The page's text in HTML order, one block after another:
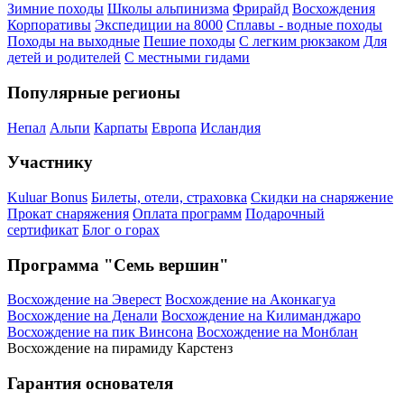
Зимние походы Школы альпинизма Фрирайд Восхождения
Корпоративы Экспедиции на 8000 Сплавы - водные походы
Походы на выходные Пешие походы С легким рюкзаком Для
детей и родителей С местными гидами
Популярные регионы
Непал Альпи Карпаты Европа Исландия
Участнику
Kuluar Bonus Билеты, отели, страховка Скидки на снаряжение
Прокат снаряжения Оплата программ Подарочный
сертификат Блог о горах
Программа "Семь вершин"
Восхождение на Эверест Восхождение на Аконкагуа
Восхождение на Денали Восхождение на Килиманджаро
Восхождение на пик Винсона Восхождение на Монблан
Восхождение на пирамиду Карстенз
Гарантия основателя